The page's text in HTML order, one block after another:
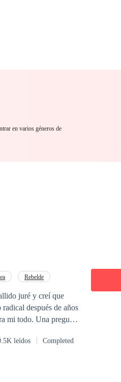
en varios géneros de
Rebelde
leídos Completed